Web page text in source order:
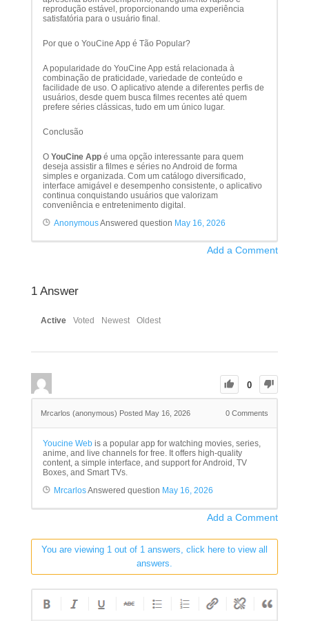
reprodução estável, proporcionando uma experiência
satisfatória para o usuário final.
Por que o YouCine App é Tão Popular?
A popularidade do YouCine App está relacionada à
combinação de praticidade, variedade de conteúdo e
facilidade de uso. O aplicativo atende a diferentes perfis de
usuários, desde quem busca filmes recentes até quem
prefere séries clássicas, tudo em um único lugar.
Conclusão
O YouCine Appé uma opção interessante para quem
deseja assistir a filmes e séries no Android de forma
simples e organizada. Com um catálogo diversificado,
interface amigável e desempenho consistente, o aplicativo
continua conquistando usuários que valorizam
conveniência e entretenimento digital.
AnonymousAnswered question May 16, 2026
Add a Comment
1Answer
Active Voted Newest Oldest
0
Mrcarlos (anonymous) Posted May 16, 2026 0 Comments
Youcine Webis a popular app for watching movies, series,
anime, and live channels for free. It offers high-quality
content, a simple interface, and support for Android, TV
Boxes, and Smart TVs.
MrcarlosAnswered question May 16, 2026
Add a Comment
You are viewing 1 out of 1 answers, click here to view all
answers.